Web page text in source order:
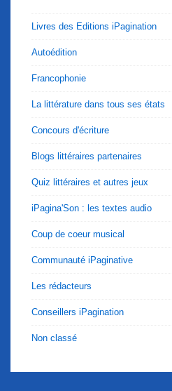
Livres des Editions iPagination
Autoédition
Francophonie
La littérature dans tous ses états
Concours d'écriture
Blogs littéraires partenaires
Quiz littéraires et autres jeux
iPagina'Son : les textes audio
Coup de coeur musical
Communauté iPaginative
Les rédacteurs
Conseillers iPagination
Non classé